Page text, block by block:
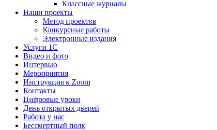
Классные журналы
Наши проекты
Метод проектов
Конкурсные работы
Электронные издания
Услуги 1C
Видео и фото
Интервью
Мероприятия
Инструкция к Zoom
Контакты
Цифровые уроки
День открытых дверей
Работа у нас
Бессмертный полк